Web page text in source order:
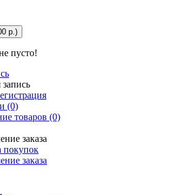
р.)
пусто!
(0)
товаров (0)
заказа
покупок
заказа